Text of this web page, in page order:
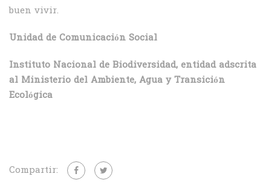
buen vivir.
Unidad de Comunicación Social
Instituto Nacional de Biodiversidad, entidad adscrita
al Ministerio del Ambiente, Agua y Transición
Ecológica
Compartir: